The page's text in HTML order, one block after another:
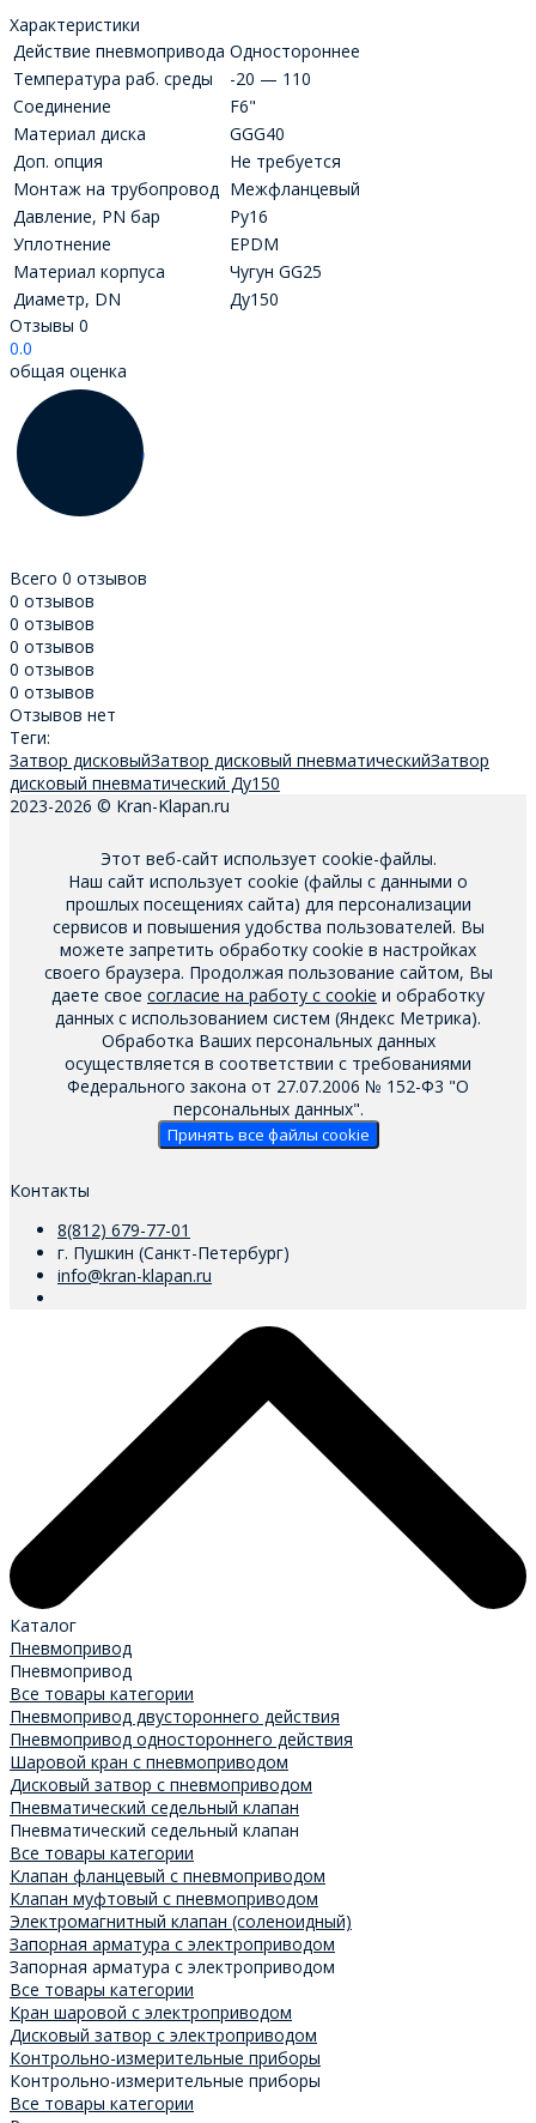
Характеристики
Действие пневмопривода Одностороннее
Температура раб. среды
-20 — 110
Соединение
F6"
Материал диска
GGG40
Доп. опция
Не требуется
Монтаж на трубопровод Межфланцевый
Давление, PN бар
Ру16
Уплотнение
EPDM
Материал корпуса
Чугун GG25
Диаметр, DN
Ду150
Отзывы 0
0.0
общая оценка
Всего 0 отзывов
0 отзывов
0 отзывов
0 отзывов
0 отзывов
0 отзывов
Отзывов нет
Теги:
Затвор дисковыйЗатвор дисковый пневматическийЗатвор
дисковый пневматический Ду150
2023-2026 © Kran-Klapan.ru
Этот веб-сайт использует cookie-файлы.
Наш сайт использует cookie (файлы с данными о
прошлых посещениях сайта) для персонализации
сервисов и повышения удобства пользователей. Вы
можете запретить обработку cookie в настройках
своего браузера. Продолжая пользование сайтом, Вы
даете свое согласие на работу с cookie и обработку
данных с использованием систем (Яндекс Метрика).
Обработка Ваших персональных данных
осуществляется в соответствии с требованиями
Федерального закона от 27.07.2006 № 152-Ф3 "О
персональных данных".
Принять все файлы cookie
Контакты
8(812) 679-77-01
г. Пушкин (Санкт-Петербург)
info@kran-klapan.ru
Каталог
Пневмопривод
Пневмопривод
Все товары категории
Пневмопривод двустороннего действия
Пневмопривод одностороннего действия
Шаровой кран с пневмоприводом
Дисковый затвор с пневмоприводом
Пневматический седельный клапан
Пневматический седельный клапан
Все товары категории
Клапан фланцевый с пневмоприводом
Клапан муфтовый с пневмоприводом
Электромагнитный клапан (соленоидный)
Запорная арматура с электроприводом
Запорная арматура с электроприводом
Все товары категории
Кран шаровой с электроприводом
Дисковый затвор с электроприводом
Контрольно-измерительные приборы
Контрольно-измерительные приборы
Все товары категории